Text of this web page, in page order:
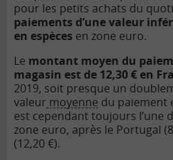
pour les petits achats du
paiements d’une valeur
en espèces en zone euro.
Le montant moyen du
magasin est de 12,30 € en
2019, soit presque un
valeur moyenne du paiement
est cependant toujours l’une
zone euro, après le Portugal
(12,20 €).